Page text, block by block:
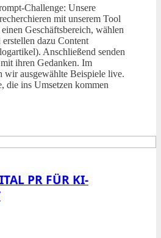
Challenge: Unsere
mit unserem Tool
Geschäftsbereich, wählen
dazu Content
Anschließend senden
ihren Gedanken. Im
wir ausgewählte Beispiele live.
die ins Umsetzen kommen
PR FÜR KI-